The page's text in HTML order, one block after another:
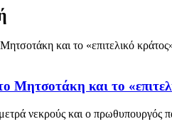
Μητσοτάκη και το